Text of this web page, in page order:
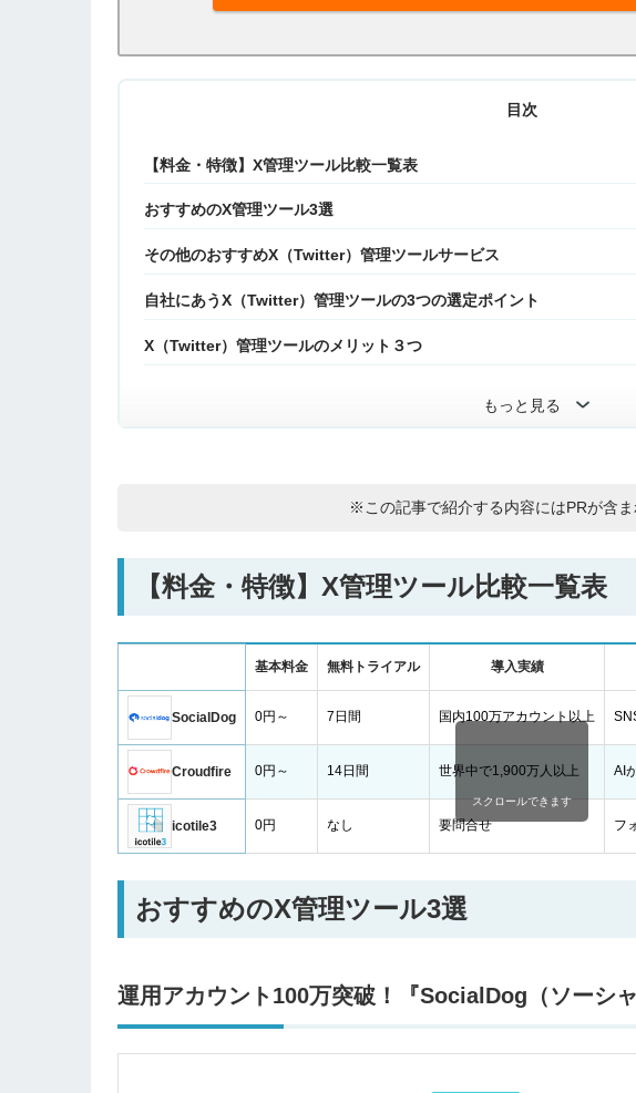
目次
【料金・特徴】X管理ツール比較一覧表
おすすめのX管理ツール3選
その他のおすすめX（Twitter）管理ツールサービス
自社にあうX（Twitter）管理ツールの3つの選定ポイント
X（Twitter）管理ツールのメリット３つ
もっと見る
※この記事で紹介する内容にはPRが含ま
【料金・特徴】X管理ツール比較一覧表
基本料金 無料トライアル 導入実績
SocialDog 0円～ 7日間 国内100万アカウント以上
Croudfire 0円～ 14日間 世界中で1,900万人以上 AI
icotile3 0円 なし 要問合せ フ
スクロールできます
おすすめのX管理ツール3選
運用アカウント100万突破！『SocialDog（ソーシャ